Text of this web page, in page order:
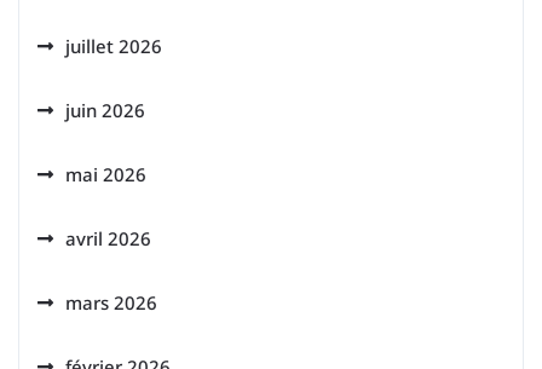
juillet 2026
juin 2026
mai 2026
avril 2026
mars 2026